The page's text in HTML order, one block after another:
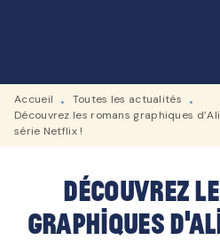
Accueil • Toutes les actualités
•
Découvrez les romans graphiques
série Netflix !
Découvrez
graphiques